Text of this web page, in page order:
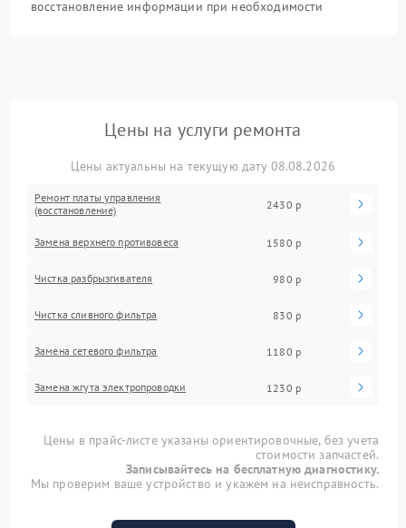
восстановление информации при необходимости
Цены на услуги ремонта
Цены актуальны на текущую дату 08.08.2026
Ремонт платы управления
(восстановление)
2430 р
Замена верхнего противовеса 1580 р
Чистка разбрызгивателя 980 р
Чистка сливного фильтра 830 р
Замена сетевого фильтра 1180 р
Замена жгута электропроводки 1230 р
Цены в прайс-листе указаны ориентировочные, без учета
стоимости запчастей.
Записывайтесь на бесплатную диагностику.
Мы проверим ваше устройство и укажем на неисправность.